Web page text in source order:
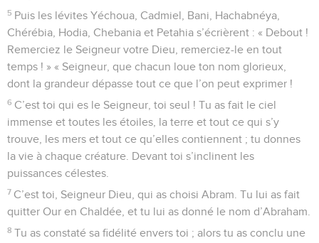
5 Puis les lévites Yéchoua, Cadmiel, Bani, Hachabnéya,
Chérébia, Hodia, Chebania et Petahia s’écrièrent : « Debout !
Remerciez le Seigneur votre Dieu, remerciez-le en tout
temps ! » « Seigneur, que chacun loue ton nom glorieux,
dont la grandeur dépasse tout ce que l’on peut exprimer !
6 C’est toi qui es le Seigneur, toi seul ! Tu as fait le ciel
immense et toutes les étoiles, la terre et tout ce qui s’y
trouve, les mers et tout ce qu’elles contiennent ; tu donnes
la vie à chaque créature. Devant toi s’inclinent les
puissances célestes.
7 C’est toi, Seigneur Dieu, qui as choisi Abram. Tu lui as fait
quitter Our en Chaldée, et tu lui as donné le nom d’Abraham.
8 Tu as constaté sa fidélité envers toi ; alors tu as conclu une